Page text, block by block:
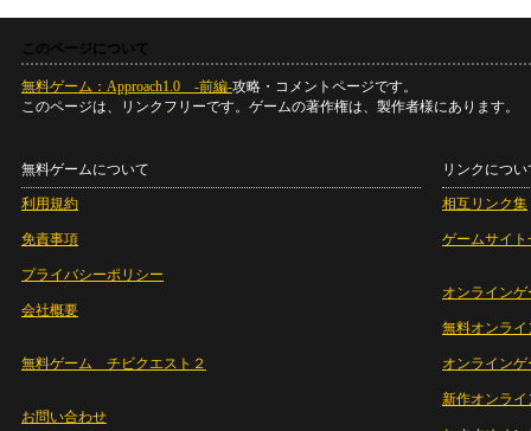
このページについて
無料ゲーム：Approach1.0 -前編-攻略・コメントページです。
このページは、リンクフリーです。ゲームの著作権は、製作者様にあります。
無料ゲームについて
利用規約
免責事項
プライバシーポリシー
会社概要
無料ゲーム チビクエスト２
お問い合わせ
リンクについ
相互リンク集
ゲームサイト
オンラインゲ
無料オンライ
オンライン
新作オンライ